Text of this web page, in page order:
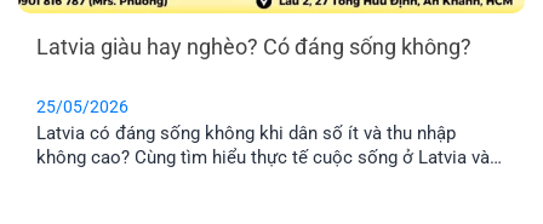
Latvia giàu hay nghèo? Có đáng sống không?
25/05/2026
Latvia có đáng sống không khi dân số ít và thu nhập
không cao? Cùng tìm hiểu thực tế cuộc sống ở Latvia và